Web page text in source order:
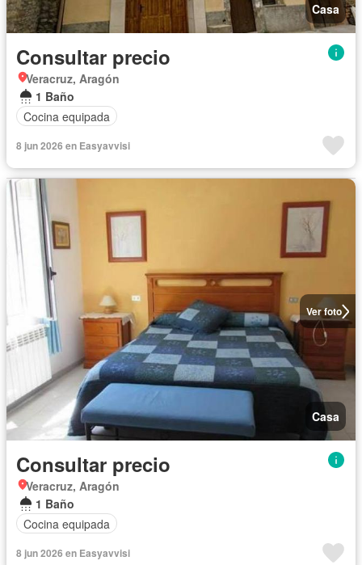
Casa
Consultar precio
Veracruz, Aragón
1 Baño
Cocina equipada
8 jun 2026 en Easyavvisi
Ver foto
Casa
Consultar precio
Veracruz, Aragón
1 Baño
Cocina equipada
8 jun 2026 en Easyavvisi